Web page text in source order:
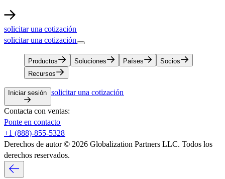
solicitar una cotización​​
solicitar una cotización​​
Productos​​ Soluciones​​ Países​​
Socios​​
Recursos​​
Iniciar sesión​​ solicitar una cotización​​
Contacta con ventas:​​
Ponte en contacto​​
+1 (888)-855-5328​​
Derechos de autor © 2026 Globalization Partners LLC. Todos los
derechos reservados.​​